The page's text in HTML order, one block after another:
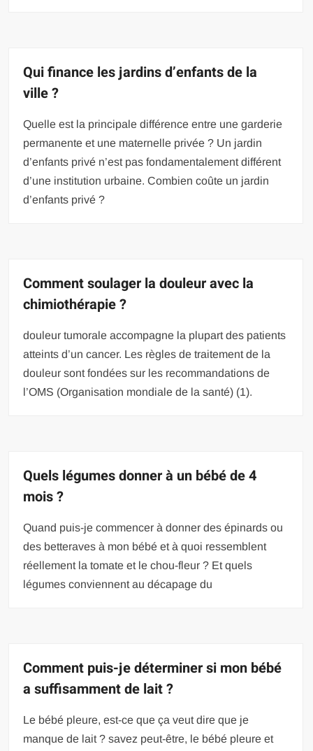
Qui finance les jardins d’enfants de la
ville ?
Quelle est la principale différence entre une garderie
permanente et une maternelle privée ? Un jardin
d’enfants privé n’est pas fondamentalement différent
d’une institution urbaine. Combien coûte un jardin
d’enfants privé ?
Comment soulager la douleur avec la
chimiothérapie ?
douleur tumorale accompagne la plupart des patients
atteints d’un cancer. Les règles de traitement de la
douleur sont fondées sur les recommandations de
l’OMS (Organisation mondiale de la santé) (1).
Quels légumes donner à un bébé de 4
mois ?
Quand puis-je commencer à donner des épinards ou
des betteraves à mon bébé et à quoi ressemblent
réellement la tomate et le chou-fleur ? Et quels
légumes conviennent au décapage du
Comment puis-je déterminer si mon bébé
a suffisamment de lait ?
Le bébé pleure, est-ce que ça veut dire que je
manque de lait ? savez peut-être, le bébé pleure et